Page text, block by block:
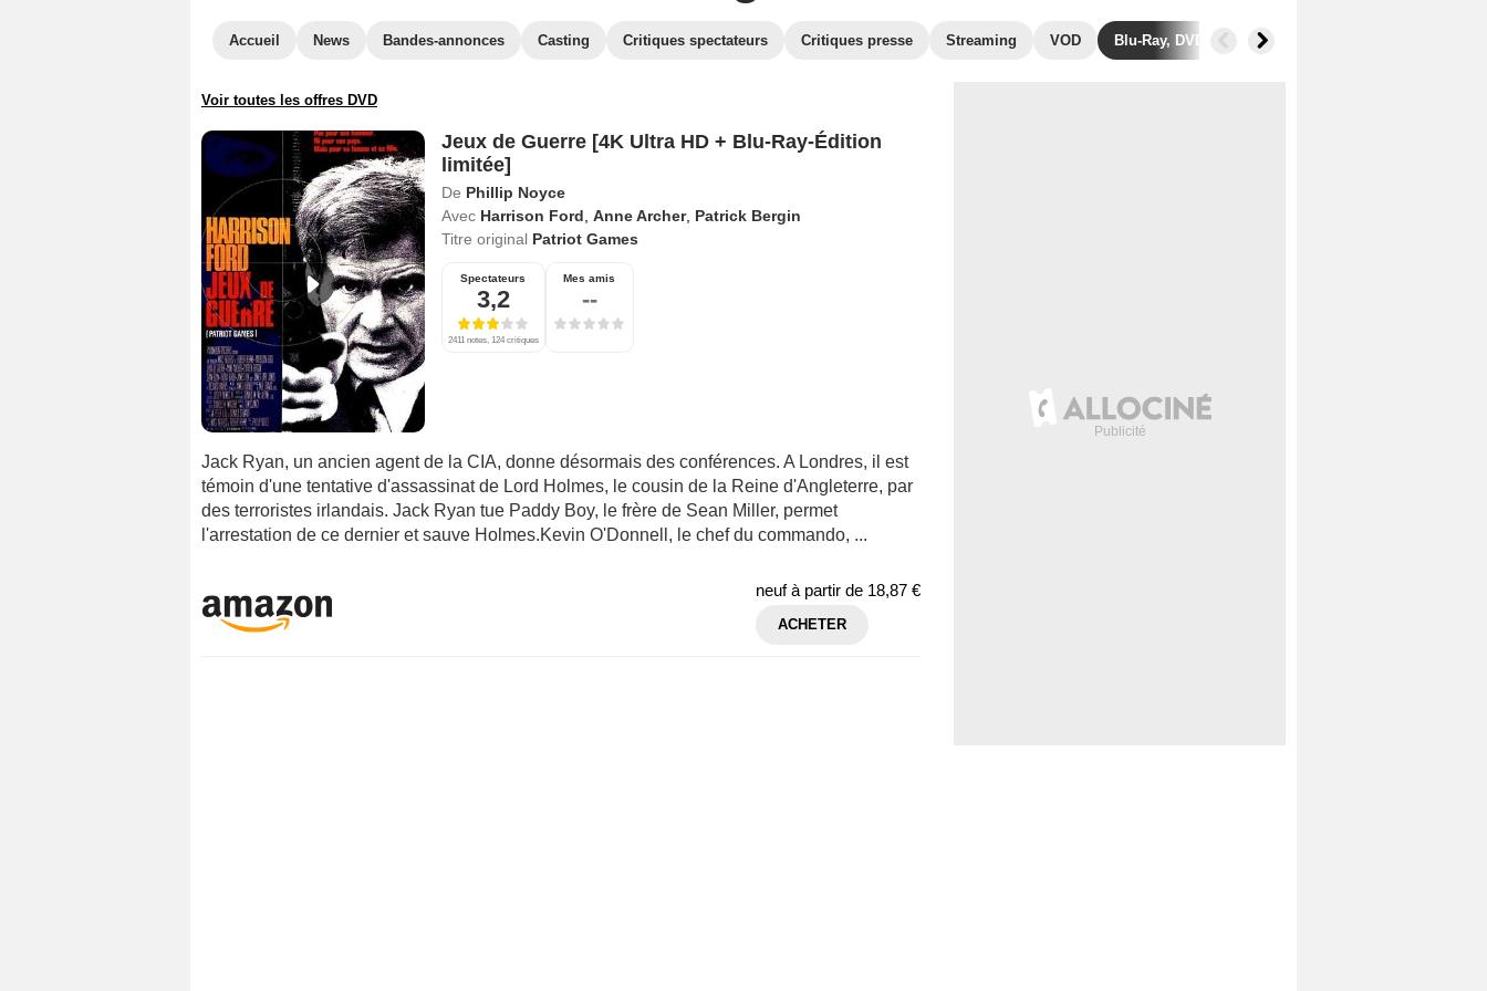
Accueil News Bandes-annonces Casting Critiques spectateurs Critiques presse Streaming VOD Blu-Ray, DVD Photos
Voir toutes les offres DVD
Jeux de Guerre [4K Ultra HD + Blu-Ray-Édition
limitée]
De Phillip Noyce
Avec Harrison Ford Anne Archer, Patrick Bergin
Titre original Patriot Games
Spectateurs
3,2
2411 notes, 124 critiques
Mes amis
--
Jack Ryan, un ancien agent de la CIA, donne désormais des conférences. A Londres, il est
témoin d'une tentative d'assassinat de Lord Holmes, le cousin de la Reine d'Angleterre, par
des terroristes irlandais. Jack Ryan tue Paddy Boy, le frère de Sean Miller, permet
l'arrestation de ce dernier et sauve Holmes.Kevin O'Donnell, le chef du commando, ...
neuf à partir de 18,87 €
ACHETER